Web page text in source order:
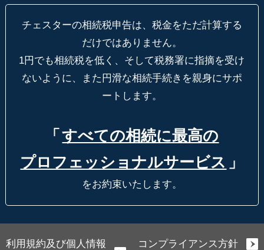
チェスターの相続税申告は、税金をただ計算する
だけではありません。
1円でも相続税を低く、そして税務署に指摘を受け
ないように、
また円滑な相続手続きを親身にサポ
ートします。
「 すべての相続に最高の
プロフェッショナルサービス 」
をお約束いたします。
利用規約及び個人情報
コンプライアンス方針